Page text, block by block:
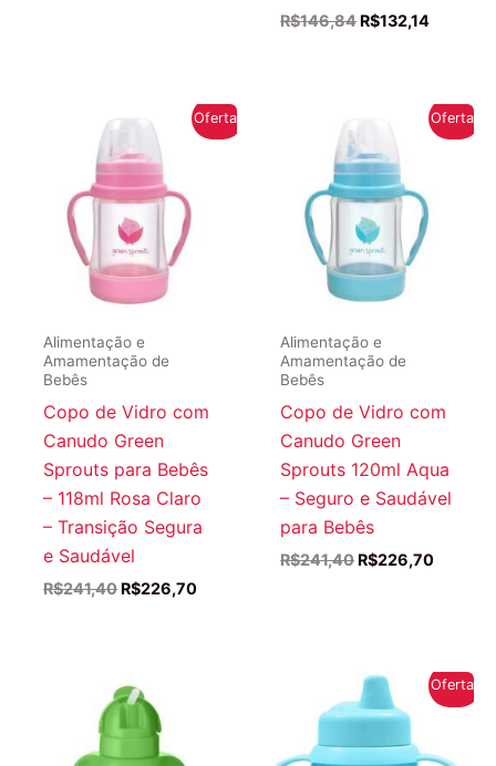
R$146,84 O
R$132,14O
Oferta!
Alimentação e
Amamentação de
Bebês
Copo de Vidro com
Canudo Green
Sprouts para Bebês
– 118ml Rosa Claro
– Transição Segura
e Saudável
R$241,40 O
R$226,70O
Oferta!
Alimentação e
Amamentação de
Bebês
Copo de Vidro com
Canudo Green
Sprouts 120ml Aqua
– Seguro e Saudável
para Bebês
R$241,40 O
R$226,70O
Oferta!